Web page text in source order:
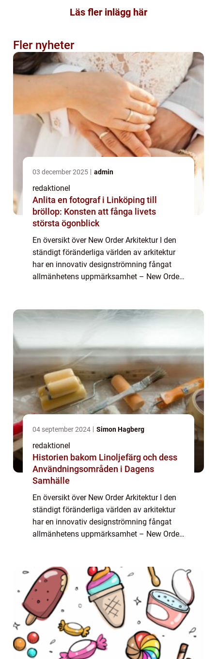
Läs fler inlägg här
Fler nyheter
03 december 2025 admin
redaktionel
Anlita en fotograf i Linköping till
bröllop: Konsten att fånga livets
största ögonblick
En översikt över New Order Arkitektur I den
ständigt föränderliga världen av arkitektur
har en innovativ designströmning fångat
allmänhetens uppmärksamhet – New Order
04 september 2024 Simon Hagberg
redaktionel
Historien bakom Linoljefärg och dess
Användningsområden i Dagens
Samhälle
En översikt över New Order Arkitektur I den
ständigt föränderliga världen av arkitektur
har en innovativ designströmning fångat
allmänhetens uppmärksamhet – New Order